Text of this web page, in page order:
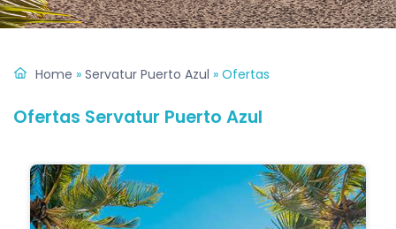
Home » Servatur Puerto Azul » Ofertas
Ofertas Servatur Puerto Azul